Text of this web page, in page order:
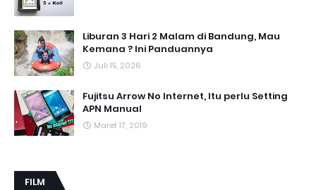
Liburan 3 Hari 2 Malam di Bandung, Mau
Kemana ? Ini Panduannya
Juli 15, 2026
Fujitsu Arrow No Internet, Itu perlu Setting
APN Manual
Maret 17, 2019
FILM